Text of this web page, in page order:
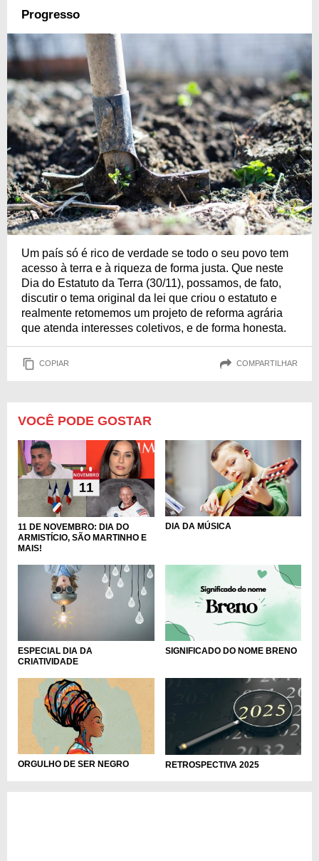
Progresso
Um país só é rico de verdade se todo o seu povo tem
acesso à terra e à riqueza de forma justa. Que neste
Dia do Estatuto da Terra (30/11), possamos, de fato,
discutir o tema original da lei que criou o estatuto e
realmente retomemos um projeto de reforma agrária
que atenda interesses coletivos, e de forma honesta.
COPIAR COMPARTILHAR
VOCÊ PODE GOSTAR
11 DE NOVEMBRO: DIA DO
ARMISTÍCIO, SÃO MARTINHO E
MAIS!
DIA DA MÚSICA
ESPECIAL DIA DA
CRIATIVIDADE
SIGNIFICADO DO NOME BRENO
ORGULHO DE SER NEGRO RETROSPECTIVA 2025